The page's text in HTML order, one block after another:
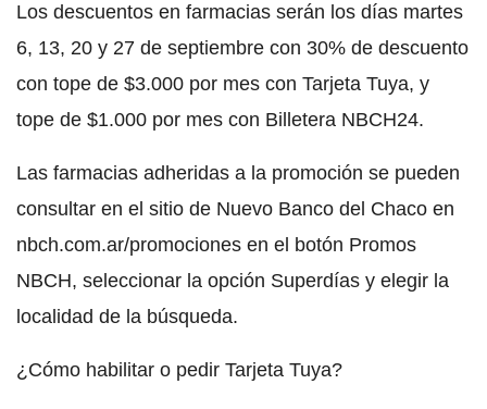
Los descuentos en farmacias serán los días martes
6, 13, 20 y 27 de septiembre con 30% de descuento
con tope de $3.000 por mes con Tarjeta Tuya, y
tope de $1.000 por mes con Billetera NBCH24.
Las farmacias adheridas a la promoción se pueden
consultar en el sitio de Nuevo Banco del Chaco en
nbch.com.ar/promociones en el botón Promos
NBCH, seleccionar la opción Superdías y elegir la
localidad de la búsqueda.
¿Cómo habilitar o pedir Tarjeta Tuya?